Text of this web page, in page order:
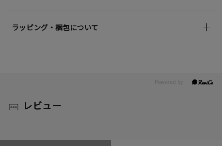
ラッピング・梱包について
レビュー